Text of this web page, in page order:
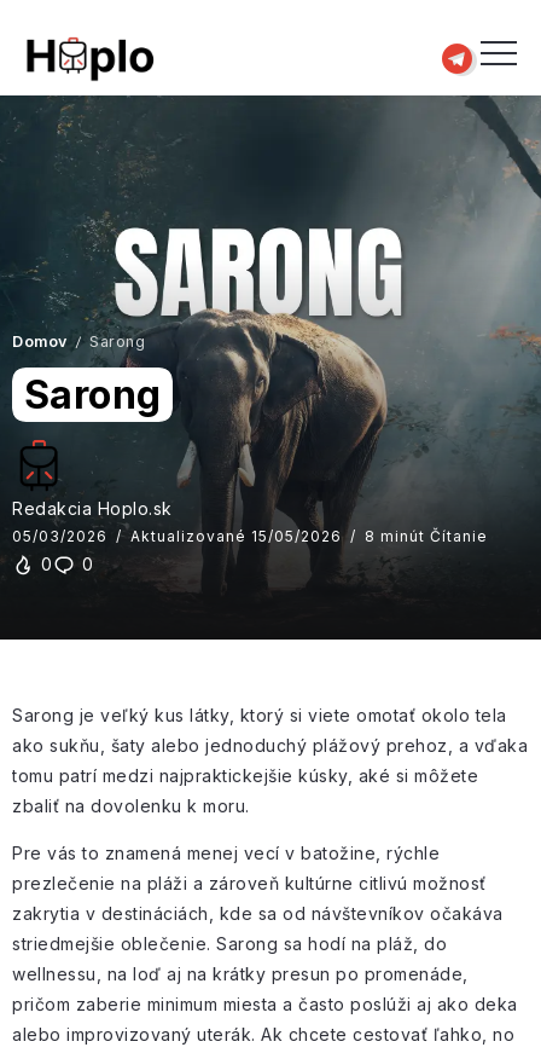
Domov / Sarong
Sarong
Redakcia Hoplo.sk
05/03/2026 Aktualizované 15/05/2026 8 minút Čítanie
0 0
Sarong je veľký kus látky, ktorý si viete omotať okolo tela
ako sukňu, šaty alebo jednoduchý plážový prehoz, a vďaka
tomu patrí medzi najpraktickejšie kúsky, aké si môžete
zbaliť na dovolenku k moru.
Pre vás to znamená menej vecí v batožine, rýchle
prezlečenie na pláži a zároveň kultúrne citlivú možnosť
zakrytia v destináciách, kde sa od návštevníkov očakáva
striedmejšie oblečenie. Sarong sa hodí na pláž, do
wellnessu, na loď aj na krátky presun po promenáde,
pričom zaberie minimum miesta a často poslúži aj ako deka
alebo improvizovaný uterák. Ak chcete cestovať ľahko, no